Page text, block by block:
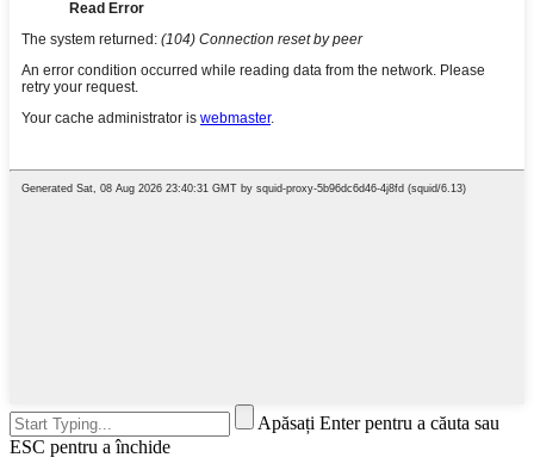
Apăsați Enter pentru a căuta sau
ESC pentru a închide